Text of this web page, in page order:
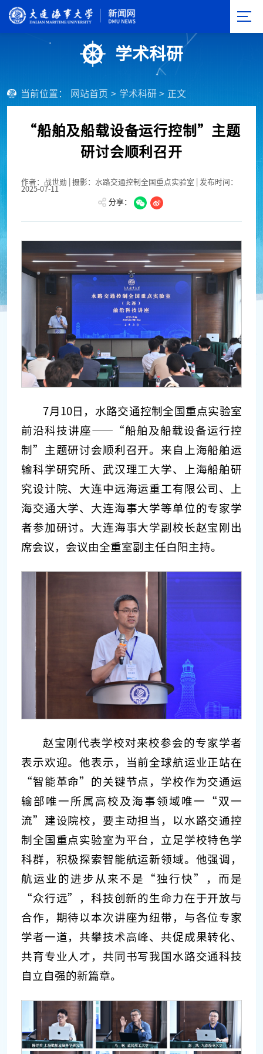
学术科研
当前位置： 网站首页 > 学术科研 > 正文
“船舶及船载设备运行控制”主题
研讨会顺利召开
作者：战世勋 | 摄影：水路交通控制全国重点实验室 | 发布时间：
2025-07-11
分享：
7月10日，水路交通控制全国重点实验室
前沿科技讲座——“船舶及船载设备运行控
制”主题研讨会顺利召开。来自上海船舶运
输科学研究所、武汉理工大学、上海船舶研
究设计院、大连中远海运重工有限公司、上
海交通大学、大连海事大学等单位的专家学
者参加研讨。大连海事大学副校长赵宝刚出
席会议，会议由全重室副主任白阳主持。
赵宝刚代表学校对来校参会的专家学者
表示欢迎。他表示，当前全球航运业正站在
“智能革命”的关键节点，学校作为交通运
输部唯一所属高校及海事领域唯一“双一
流”建设院校，要主动担当，以水路交通控
制全国重点实验室为平台，立足学校特色学
科群，积极探索智能航运新领域。他强调，
航运业的进步从来不是“独行快”，而是
“众行远”，科技创新的生命力在于开放与
合作，期待以本次讲座为纽带，与各位专家
学者一道，共攀技术高峰、共促成果转化、
共育专业人才，共同书写我国水路交通科技
自立自强的新篇章。